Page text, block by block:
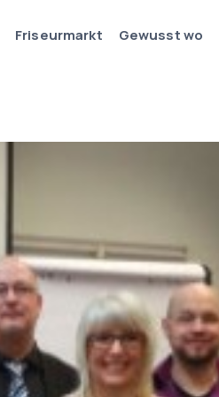
Friseurmarkt Gewusst wo